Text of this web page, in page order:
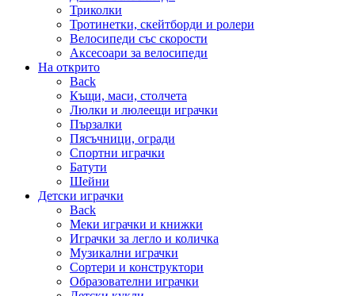
Триколки
Тротинетки, скейтборди и ролери
Велосипеди със скорости
Аксесоари за велосипеди
На открито
Back
Къщи, маси, столчета
Люлки и люлеещи играчки
Пързалки
Пясъчници, огради
Спортни играчки
Батути
Шейни
Детски играчки
Back
Меки играчки и книжки
Играчки за легло и количка
Музикални играчки
Сортери и конструктори
Образователни играчки